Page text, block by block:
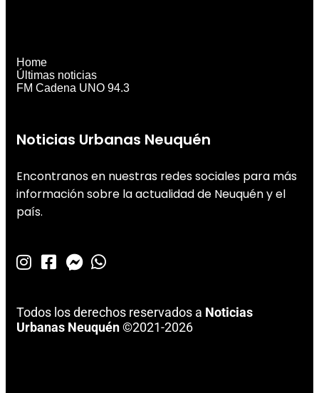
Noticias Urbanas Neuquén
Encontranos en nuestras redes sociales para más
información sobre la actualidad de Neuquén y el
país.
Todos los derechos reservados a Noticias
Urbanas Neuquén©2021-2026
Home
Últimas noticias
FM Cadena UNO 94.3